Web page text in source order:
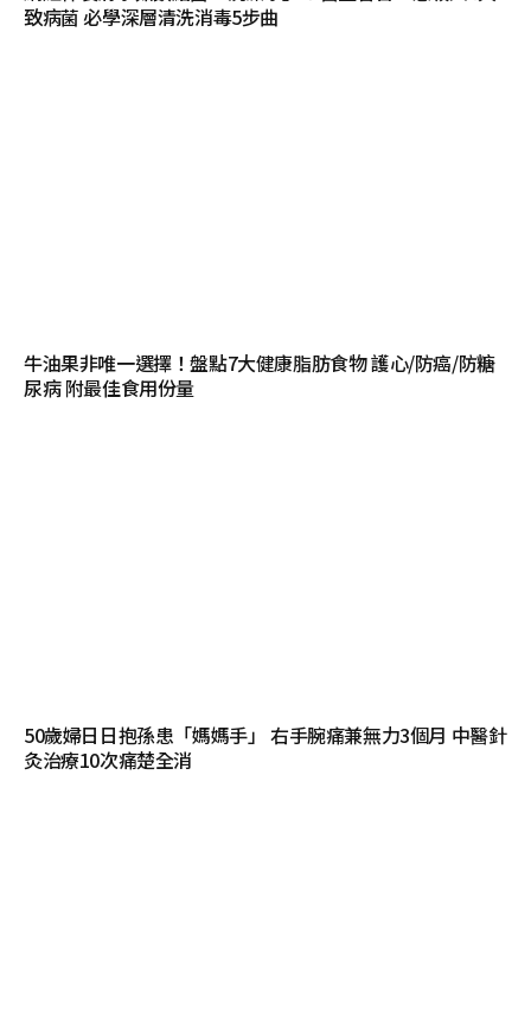
致病菌 必學深層清洗消毒5步曲
牛油果非唯一選擇！盤點7大健康脂肪食物 護心/防癌/防糖
尿病 附最佳食用份量
50歲婦日日抱孫患「媽媽手」 右手腕痛兼無力3個月 中醫針
灸治療10次痛楚全消